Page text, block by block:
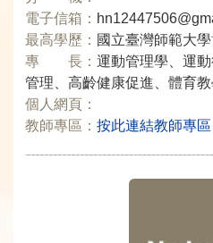
電子信箱：
最高學歷： 國立臺灣師範大
專 長： 運動管理學、運
管理、高齡健康促進、體育
個人網頁：
教師專區： 按此連結教師專區